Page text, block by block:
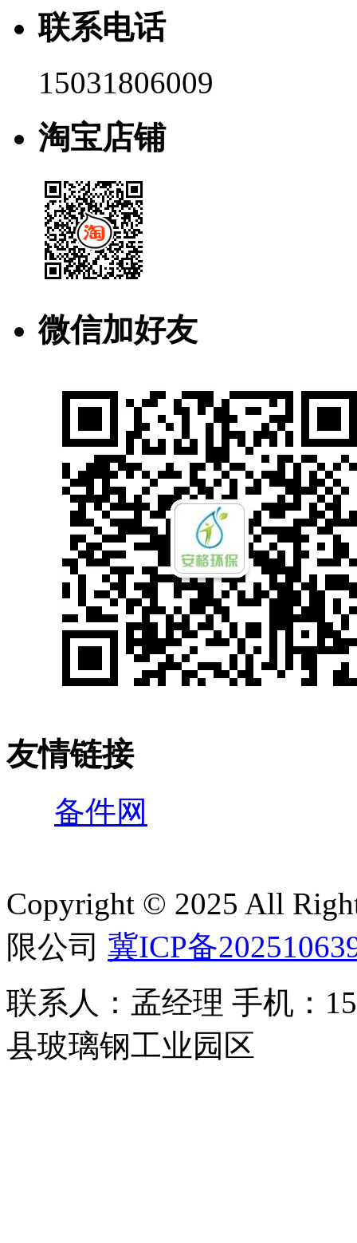
联系电话
15031806009
淘宝店铺
微信加好友
友情链接
备件网
Copyright © 2025 All
限公司 冀ICP备
联系人：孟经理 手机：
县玻璃钢工业园区